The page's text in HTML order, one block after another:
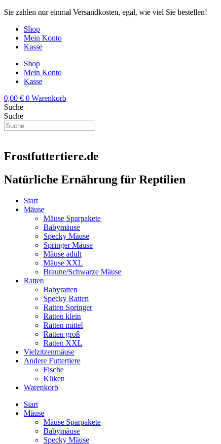
Zum
springen
Sie zahlen nur einmal Versandkosten, egal, wie viel Sie bestellen!
Shop
Mein Konto
Kasse
Shop
Mein Konto
Kasse
0,00 € 0 Warenkorb
Suche
Suche
Frostfuttertiere.de
Natürliche Ernährung für Reptilien
Start
Mäuse
Mäuse Sparpakete
Babymäuse
Specky Mäuse
Springer Mäuse
Mäuse adult
Mäuse XXL
Braune/Schwarze Mäuse
Ratten
Babyratten
Specky Ratten
Ratten Springer
Ratten klein
Ratten mittel
Ratten groß
Ratten XXL
Vielzitzenmäuse
Andere Futtertiere
Fische
Küken
Warenkorb
Start
Mäuse
Mäuse Sparpakete
Babymäuse
Specky Mäuse